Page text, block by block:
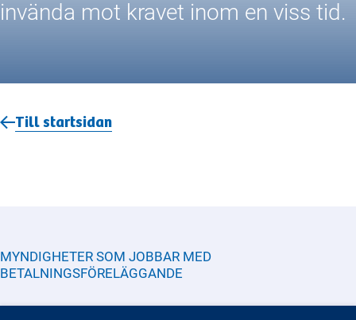
invända mot kravet inom en viss tid.
Till startsidan
MYNDIGHETER SOM JOBBAR MED
BETALNINGSFÖRELÄGGANDE